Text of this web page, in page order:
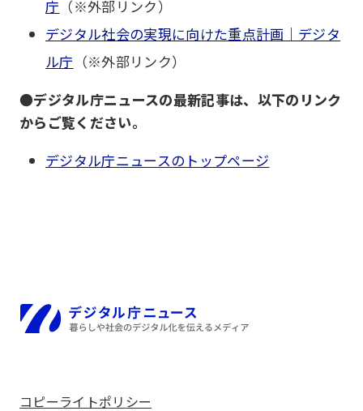
庁 （※外部リンク）
デジタル社会の実現に向けた重点計画｜デジタ
ル庁 （※外部リンク）
●デジタル庁ニュースの最新記事は、以下のリンク
からご覧ください。
デジタル庁ニュースのトップページ
ホーム
コピーライトポリシー